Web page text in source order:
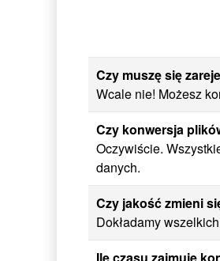
Czy muszę się
Wcale nie! Możesz
Czy konwersja
Oczywiście.
danych.
Czy jakość zmieni
Dokładamy